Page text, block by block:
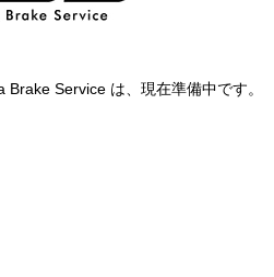
Service は、現在準備中です。